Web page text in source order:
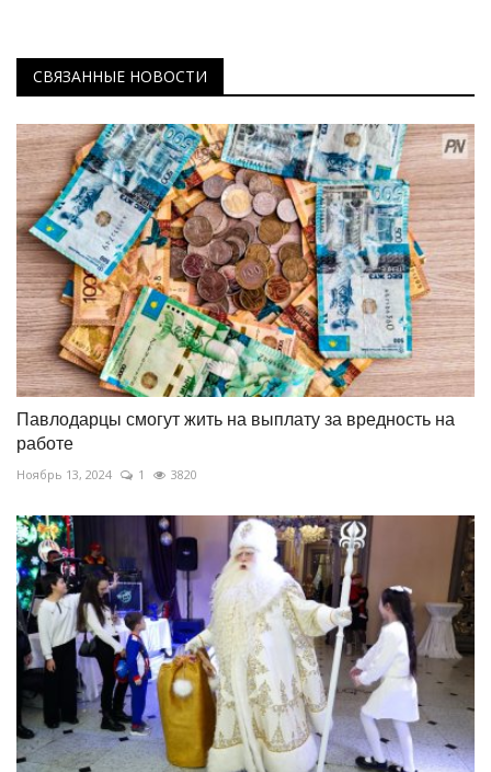
СВЯЗАННЫЕ НОВОСТИ
Павлодарцы смогут жить на выплату за вредность на
работе
Ноябрь 13, 2024 1 3820